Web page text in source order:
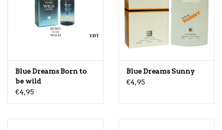
Blue Dreams Born to
be wild
€4,95
Blue Dreams Sunny
€4,95